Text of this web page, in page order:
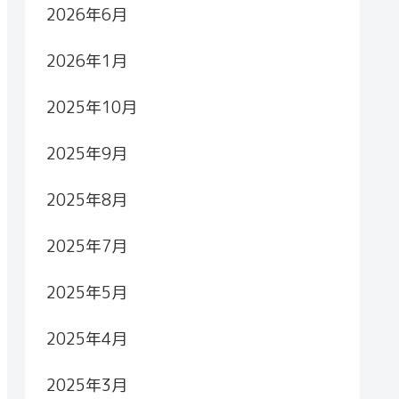
2026年6月
2026年1月
2025年10月
2025年9月
2025年8月
2025年7月
2025年5月
2025年4月
2025年3月